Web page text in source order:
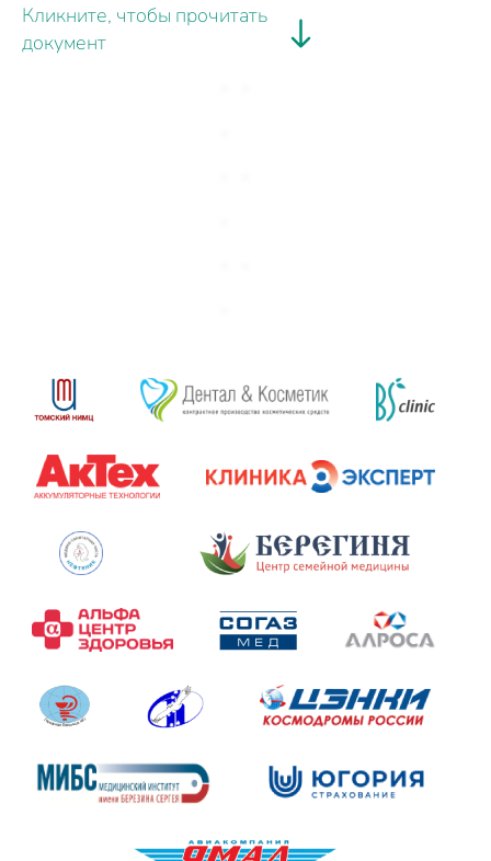
Кликните, чтобы прочитать
документ